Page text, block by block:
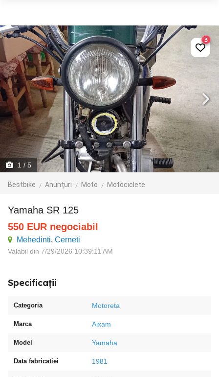
1 / 5
Bestbike Anunțuri Moto Motociclete
3
Yamaha SR 125
550 EUR negociabil
Mehedinti, Cerneti
Valabil din 7/29/2026 10:39:11 AM
Specificații
Categoria Motoreta
Marca Aixam
Model Yamaha
Data fabricatiei 1981